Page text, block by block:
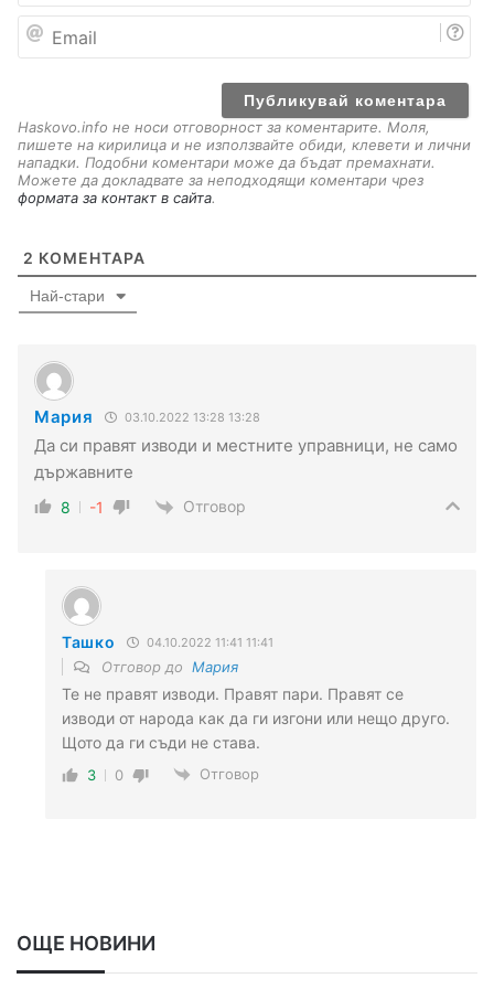
е
a
Haskovo.info не носи отговорност за коментарите. Моля,
пишете на кирилица и не използвайте обиди, клевети и лични
нападки. Подобни коментари може да бъдат премахнати.
Можете да докладвате за неподходящи коментари чрез
формата за контакт в сайта.
2 КОМЕНТАРА
Най-стари
Мария 03.10.2022 13:28 13:28
Да си правят изводи и местните управници, не само
държавните
8 -1 Отговор
Ташко 04.10.2022 11:41 11:41
Отговор до Мария
Те не правят изводи. Правят пари. Правят се
изводи от народа как да ги изгони или нещо друго.
Щото да ги съди не става.
3 0 Отговор
ОЩЕ НОВИНИ